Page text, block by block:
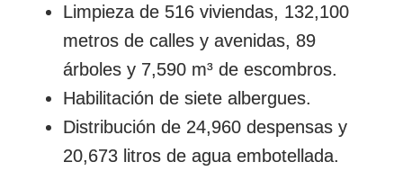
Limpieza de 516 viviendas, 132,100
metros de calles y avenidas, 89
árboles y 7,590 m³ de escombros.
Habilitación de siete albergues.
Distribución de 24,960 despensas y
20,673 litros de agua embotellada.